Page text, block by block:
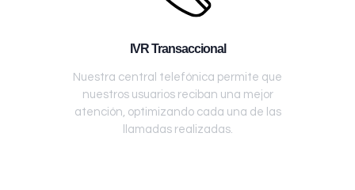
IVR Transaccional
Nuestra central telefónica permite que
nuestros usuarios reciban una mejor
atención, optimizando cada una de las
llamadas realizadas.